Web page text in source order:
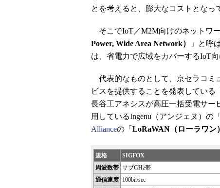
とを考えると、膨大なコストとなっ
そこでIoT／M2M向けのネットワ
Power, Wide Area Network）
」と呼
は、省電力で広域をカバーするIoT
代表的なものとして、京セラコミ
ビスを提供することを発表している「
長谷工アネシスが高圧一括受電サー
用しているIngenu（アンジェヌ）の「
Allianceの「 LoRaWAN（ローラワン）
規格 SIGFOX
周波数帯 サブGHz帯
通信速度 100bit/sec